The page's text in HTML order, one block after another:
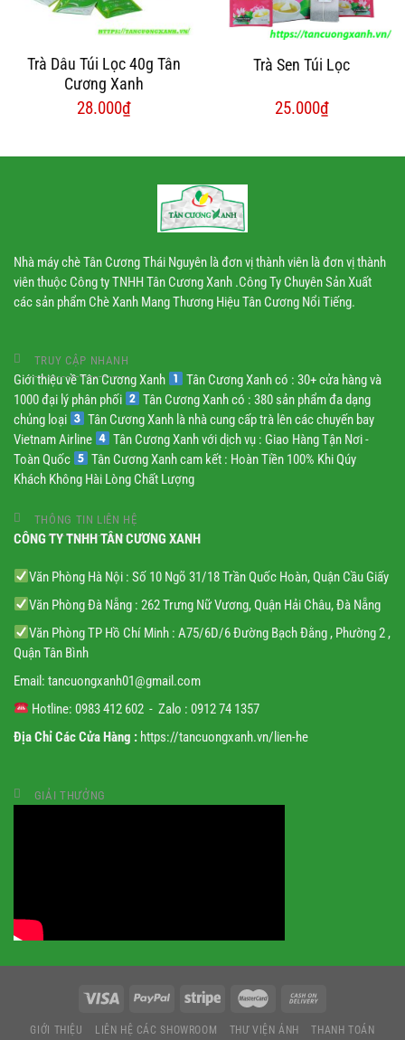
Trà Dâu Túi Lọc 40g Tân
Cương Xanh
28.000₫
Trà Sen Túi Lọc
25.000₫
Nhà máy chè Tân Cương Thái Nguyên là đơn vị thành viên là đơn vị thành
viên thuộc Công ty TNHH Tân Cương Xanh .Công Ty Chuyên Sản Xuất
các sản phẩm Chè Xanh Mang Thương Hiệu Tân Cương Nổi Tiếng.
TRUY CẬP NHANH
Giới thiệu về Tân Cương Xanh
Tân Cương Xanh có : 30+ cửa hàng và
1000 đại lý phân phối
Tân Cương Xanh có : 380 sản phẩm đa dạng
chủng loại
Tân Cương Xanh là nhà cung cấp trà lên các chuyến bay
Vietnam Airline
Tân Cương Xanh với dịch vụ : Giao Hàng Tận Nơi -
Toàn Quốc
Tân Cương Xanh cam kết : Hoàn Tiền 100% Khi Qúy
Khách Không Hài Lòng Chất Lượng
THÔNG TIN LIÊN HỆ
CÔNG TY TNHH TÂN CƯƠNG XANH
Văn Phòng Hà Nội : Số 10 Ngõ 31/18 Trần Quốc Hoàn, Quận Cầu Giấy
Văn Phòng Đà Nẵng : 262 Trưng Nữ Vương, Quận Hải Châu, Đà Nẵng
Văn Phòng TP Hồ Chí Minh : A75/6D/6 Đường Bạch Đằng , Phường 2 ,
Quận Tân Bình
Email: tancuongxanh01@gmail.com
Hotline: 0983 412 602 - Zalo : 0912 74 1357
Địa Chỉ Các Cửa Hàng : https://tancuongxanh.vn/lien-he
GIẢI THƯỞNG
GIỚI THIỆU LIÊN HỆ CÁC SHOWROOM THƯ VIỆN ẢNH THANH TOÁN